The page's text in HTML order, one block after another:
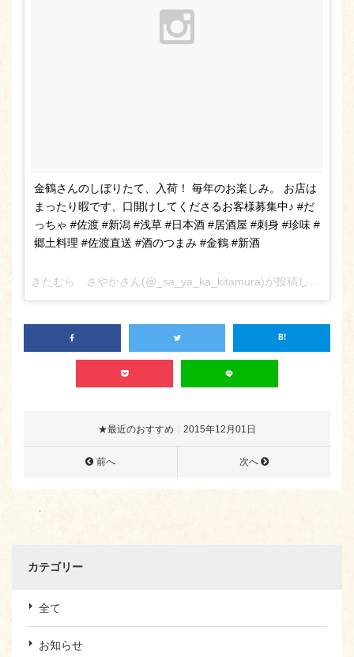
金鶴さんのしぼりたて、入荷！ 毎年のお楽しみ。 お店は
まったり暇です、口開けしてくださるお客様募集中♪ #だ
っちゃ #佐渡 #新潟 #浅草 #日本酒 #居酒屋 #刺身 #珍味 #
郷土料理 #佐渡直送 #酒のつまみ #金鶴 #新酒
きたむら さやかさん(@_sa_ya_ka_kitamura)が投稿した写真 –
★最近のおすすめ 2015年12月01日
前へ 次へ
カテゴリー
全て
お知らせ